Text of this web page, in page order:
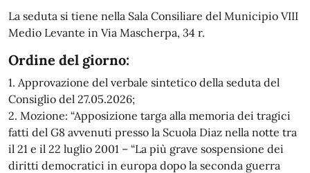
La seduta si tiene nella Sala Consiliare del Municipio VIII
Medio Levante in Via Mascherpa, 34 r.
Ordine del giorno:
1. Approvazione del verbale sintetico della seduta del
Consiglio del 27.05.2026;
2. Mozione: “Apposizione targa alla memoria dei tragici
fatti del G8 avvenuti presso la Scuola Diaz nella notte tra
il 21 e il 22 luglio 2001 – “La più grave sospensione dei
diritti democratici in europa dopo la seconda guerra